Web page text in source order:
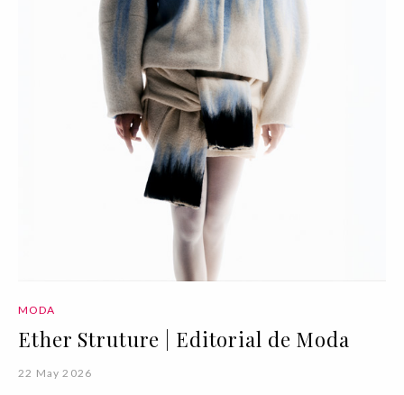
MODA
Ether Struture | Editorial de Moda
22 May 2026